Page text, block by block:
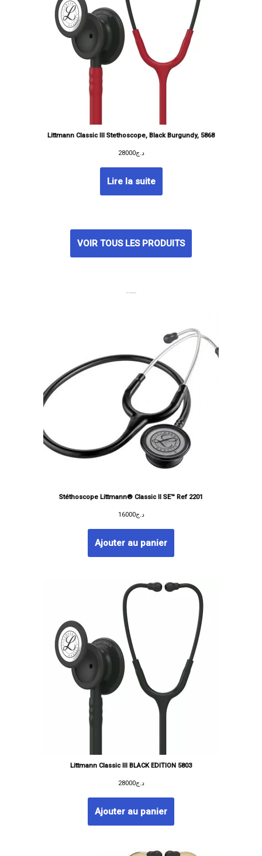
Littmann Classic III Stethoscope, Black Burgundy, 5868
د.ج28000
Lire la suite
VOIR TOUS LES PRODUITS
Stéthoscope Littmann® Classic II SE™ Ref 2201
د.ج16000
Ajouter au panier
Littmann Classic III BLACK EDITION 5803
د.ج28000
Ajouter au panier